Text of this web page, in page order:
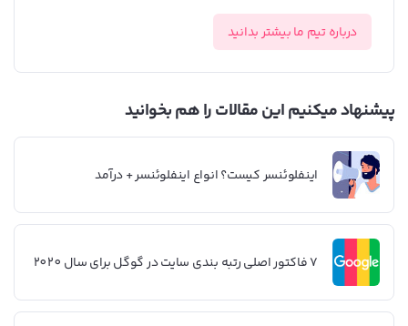
درباره تیم ما بیشتر بدانید
پیشنهاد میکنیم این مقالات را هم بخوانید
اینفلوئنسر کیست؟ انواع اینفلوئنسر + درآمد
7 فاکتور اصلی رتبه‌ بندی سایت در گوگل برای سال 2020